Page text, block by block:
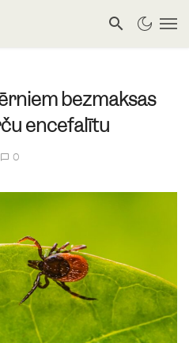
bezmaksas
encefalītu
0